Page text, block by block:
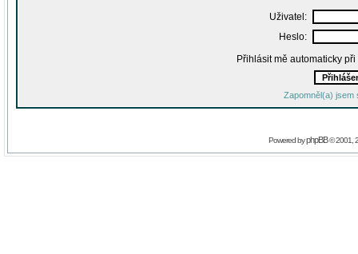
Uživatel:
Heslo:
Přihlásit mě automaticky
Zapomněl(a) jsem
Powered byphpBB© 2001,